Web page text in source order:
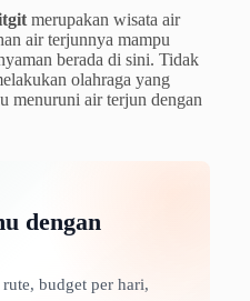
merupakan wisata air
air terjunnya mampu
berada di sini. Tidak
olahraga yang
menuruni air terjun dengan
dengan
budget per hari,